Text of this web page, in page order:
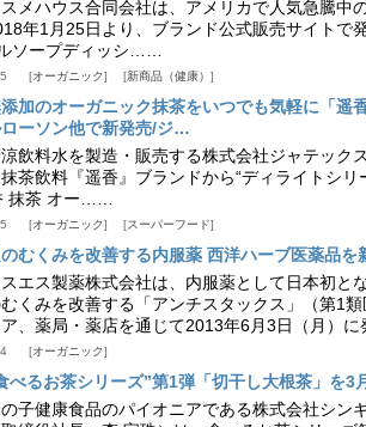
スメハウス合同会社は、アメリカで人気急騰中
年1月25日より、ブランド公式販売サイトで
ソープディッシ……
オーガニック 新商品（健康）
加のオーガニック抹茶をいつでも気軽に「遥
ーソン他で新発売/ジ…
飲料水を製造・販売する株式会社ジャテック
茶飲料『遥香』ブランドから“ディライトシリ
抹茶 オー……
オーガニック スーパーフード
のむくみを改善する内服薬 西洋ハーブ医薬品
エス製薬株式会社は、内服薬として日本初と
くみを改善する「アンチスタックス」（第1
ア、薬局・薬店を通じて2013年6月3日（月）
オーガニック
べるお茶シリーズ”第1弾「切干し大根茶」を
子健康食品のパイオニアである株式会社シ